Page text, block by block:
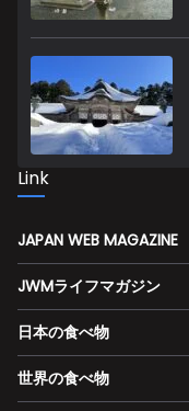
Link
JAPAN WEB MAGAZINE
JWMライフマガジン
日本の食べ物
世界の食べ物